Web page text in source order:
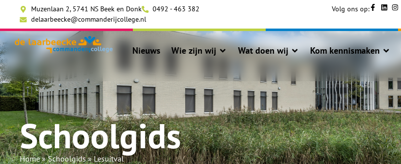
Muzenlaan 2, 5741 NS Beek en Donk
0492 - 463 382
delaarbeecke@commanderijcollege.nl
Volg ons op:
Nieuws Wie zijn wij Wat doen wij Kom kennismaken
Schoolgids
Home»Schoolgids»Lesuitval